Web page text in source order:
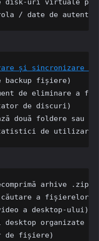
disk-uri virtuale
/ date de
și sincronizare
backup fișiere)
de eliminare a
de discuri)
două foldere sau
de utilizare
arhive
căutare a fișierelor
a desktop-ului)
organizate
de fișiere)